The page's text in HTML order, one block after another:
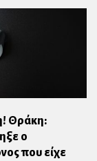
Θράκη:
ο
που είχε